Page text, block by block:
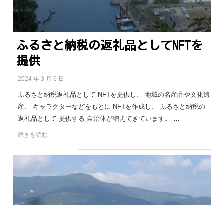
ふるさと納税の返礼品としてNFTを
提供
2024 年 3 月 6 日
ふるさと納税返礼品として NFTを提供し、 地域の名産品や文化遺
産、 キャラクターなどをもとに NFTを作成し、 ふるさと納税の
返礼品として 提供する 自治体が増えてきています。 …
続きを読む